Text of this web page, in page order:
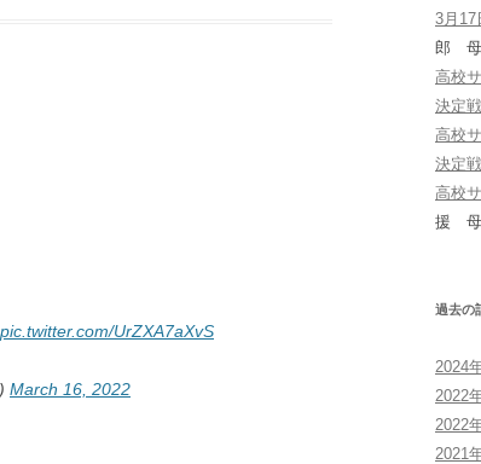
pic.twitter.com/UrZXA7aXvS
March 16, 2022
3月17
郎 母
高校
決定
高校
決定
高校
援 母
過去の
2024
2022
2022
2021